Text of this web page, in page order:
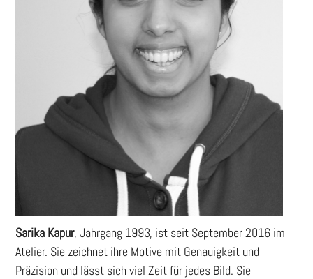
Sarika Kapur, Jahrgang 1993, ist seit September 2016 im
Atelier. Sie zeichnet ihre Motive mit Genauigkeit und
Präzision und lässt sich viel Zeit für jedes Bild. Sie